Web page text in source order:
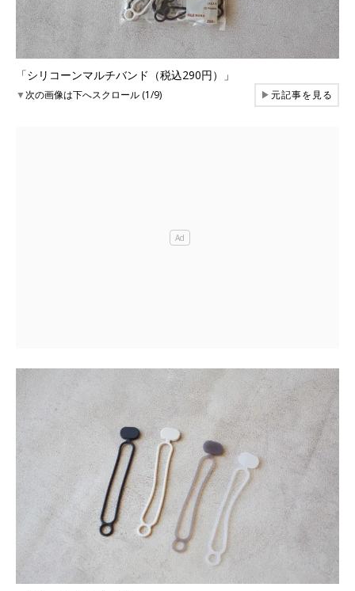
「シリコーンマルチバンド（税込290円）」
▼次の画像は下へスクロール (1/9) ▶元記事を見る